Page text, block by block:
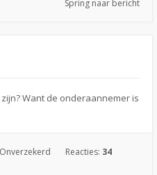
Spring naar bericht
Want de onderaannemer is
Onverzekerd Reacties: 34